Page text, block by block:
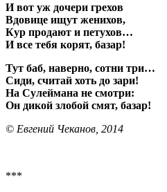
И вот уж дочери грехов
Вдовице ищут женихов,
Кур продают и петухов…
И все тебя корят, базар!
Тут баб, наверно, сотни три…
Сиди, считай хоть до зари!
На Сулеймана не смотри:
Он дикой злобой смят, базар!
© Евгений Чеканов, 2014
***